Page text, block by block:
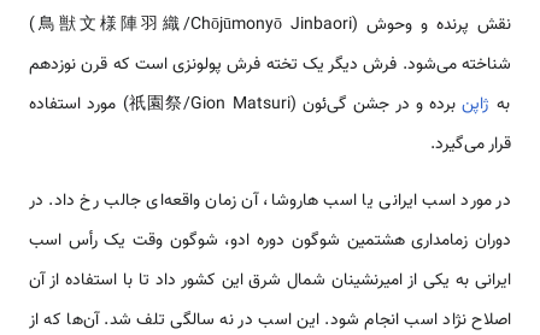
نقش پرنده و وحوش (鳥獣文様陣羽織/Chōjūmonyō Jinbaori)
شناخته می‌شود. فرش دیگر یک تخته فرش پولونزی است که قرن نوزدهم
به ژاپن
برده و در جشن گی‌ئون (祇園祭/Gion Matsuri) مورد استفاده
قرار می‌گیرد.
در مورد اسب ایرانی یا اسب هاروشا، آن زمان واقعه‌ای جالب رخ داد. در
دوران زمامداری هشتمین شوگون دوره ادو، شوگون وقت یک رأس اسب
ایرانی به یکی از امیرنشینان شمال شرق این کشور داد تا با استفاده از آن
اصلاح نژاد اسب انجام شود. این اسب در نه سالگی تلف شد. آن‌ها که از